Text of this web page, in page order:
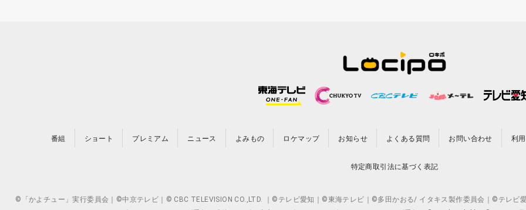
番組 ショート プレミアム ニュース よみもの ロケマップ お知らせ よくある質問 お問い合わせ 利
特定商取引法に基づく表記
©「かよチュー」実行委員会｜©中京テレビ｜© CBC TELEVISION CO.,LTD. ｜©テレビ愛知｜©東海テレビ｜©多田かおる/ イタキス製作委員会｜©テレビ